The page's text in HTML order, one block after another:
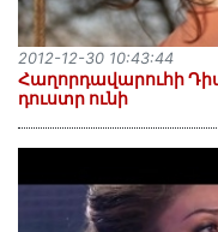
Հաղորդավարուհի
դուստր ունի
2012-12-30 10:43:44